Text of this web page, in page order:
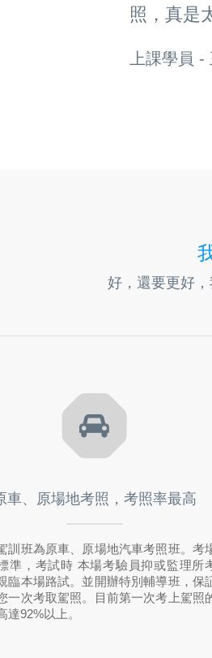
照，真是
上課學員 -
好，還要更好
車、原場地考照，考照率最高
訓班為原車、原場地汽車考照班。考
準，考試時 本場考驗員抑或監理所
臨本場路試。並開辦特別輔導班，保
一次考取駕照。目前第一次考上駕照
達92%以上。